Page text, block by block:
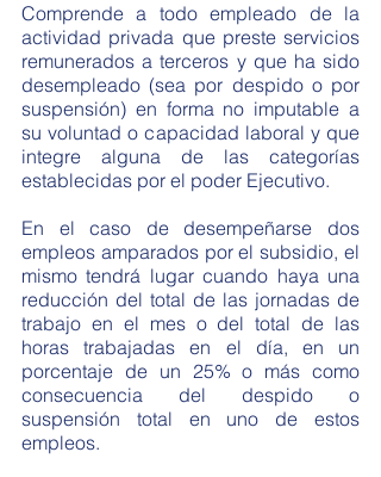
Comprende a todo empleado de la
actividad privada que preste servicios
remunerados a terceros y que ha sido
desempleado (sea por despido o por
suspensión) en forma no imputable a
su voluntad o capacidad laboral y que
integre alguna de las categorías
establecidas por el poder Ejecutivo.
En el caso de desempeñarse dos
empleos amparados por el subsidio, el
mismo tendrá lugar cuando haya una
reducción del total de las jornadas de
trabajo en el mes o del total de las
horas trabajadas en el día, en un
porcentaje de un 25% o más como
consecuencia del despido o
suspensión total en uno de estos
empleos.